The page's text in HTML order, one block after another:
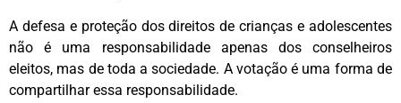
A defesa e proteção dos direitos de crianças e adolescentes
não é uma responsabilidade apenas dos conselheiros
eleitos, mas de toda a sociedade. A votação é uma forma de
compartilhar essa responsabilidade.‌